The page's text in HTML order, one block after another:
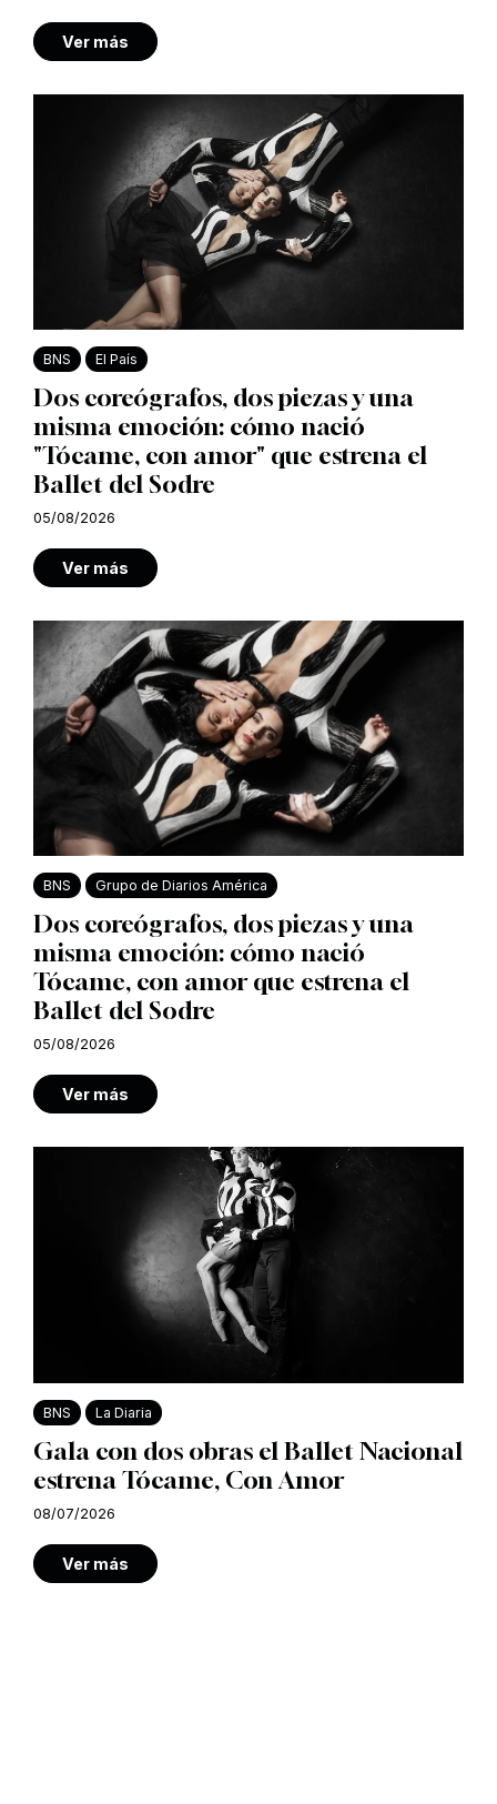
Ver más
BNS El País
Dos coreógrafos, dos piezas y una
misma emoción: cómo nació
"Tócame, con amor" que estrena el
Ballet del Sodre
05/08/2026
Ver más
BNS Grupo de Diarios América
Dos coreógrafos, dos piezas y una
misma emoción: cómo nació
Tócame, con amor que estrena el
Ballet del Sodre
05/08/2026
Ver más
BNS La Diaria
Gala con dos obras el Ballet Nacional
estrena Tócame, Con Amor
08/07/2026
Ver más